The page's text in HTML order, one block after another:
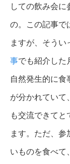
しての飲み会
の。この記事で
ますが、そう
事でも紹介した
自然発生的に
が分かれていて
も交流できて
ます。ただ、
いものを食べて